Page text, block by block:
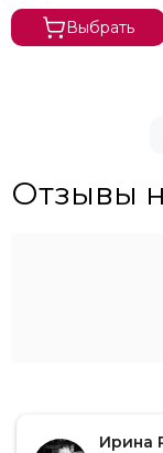
Выбрать
Отзывы
Ирина